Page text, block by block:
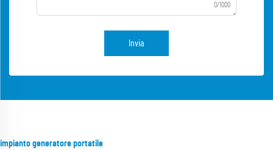
0/1000
Invia
impianto generatore portatile